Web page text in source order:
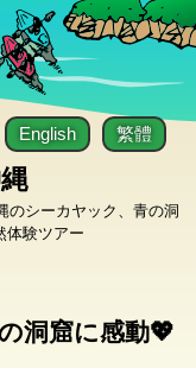
のシーカヤック、青の洞
体験ツアー
English 繁體
洞窟に感動💖